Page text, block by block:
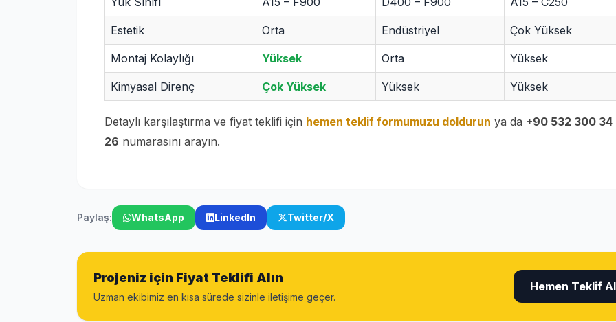
Estetik Orta Endüstriyel Çok Yüksek
Montaj Kolaylığı Yüksek Orta Yüksek
Kimyasal Direnç Çok Yüksek Yüksek Yüksek
Detaylı karşılaştırma ve fiyat teklifi için hemen teklif formumuzu doldurun ya da +90 532 300 34
26 numarasını arayın.
Paylaş: WhatsApp LinkedIn Twitter/X
Projeniz için Fiyat Teklifi Alın
Uzman ekibimiz en kısa sürede sizinle iletişime geçer.
Hemen Teklif Al